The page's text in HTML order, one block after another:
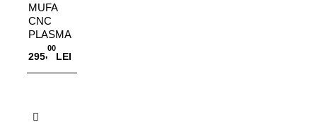
MUFA
CNC
PLASMA
295,
00
LEI